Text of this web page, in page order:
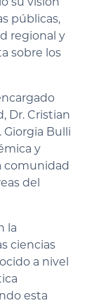
públicas,
regional y
sobre los
Dr. Cristian
Giorgia Bulli
y
comunidad
del
la
ciencias
a nivel
esta